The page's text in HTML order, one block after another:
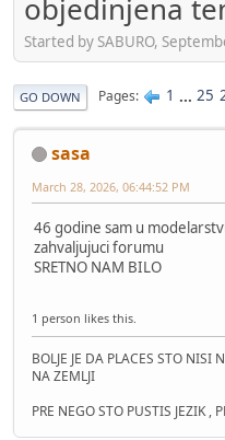
objedinjena
Started by SABURO,
GO DOWN Pages 1 ... 25
sasa
March 28, 2026, 06:44:52 PM
46 godine sam u
zahvaljujuci forumu
SRETNO NAM BILO
1 person likes this.
BOLJE JE DA PLACES STO NISI
NA ZEMLJI
PRE NEGO STO PUSTIS JEZIK ,